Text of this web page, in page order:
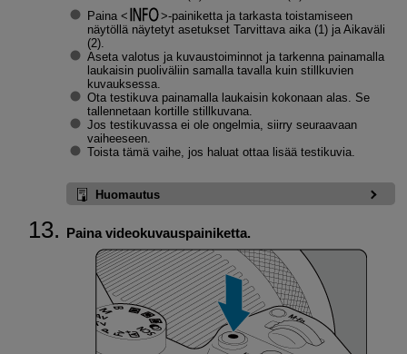
Paina
-painiketta ja tarkasta toistamiseen
näytöllä näytetyt asetukset Tarvittava aika(1) ja Aikaväli
(2).
Aseta valotus ja kuvaustoiminnot ja tarkenna painamalla
laukaisin puoliväliin samalla tavalla kuin stillkuvien
kuvauksessa.
Ota testikuva painamalla laukaisin kokonaan alas. Se
tallennetaan kortille stillkuvana.
Jos testikuvassa ei ole ongelmia, siirry seuraavaan
vaiheeseen.
Toista tämä vaihe, jos haluat ottaa lisää testikuvia.
Huomautus
Paina videokuvauspainiketta.